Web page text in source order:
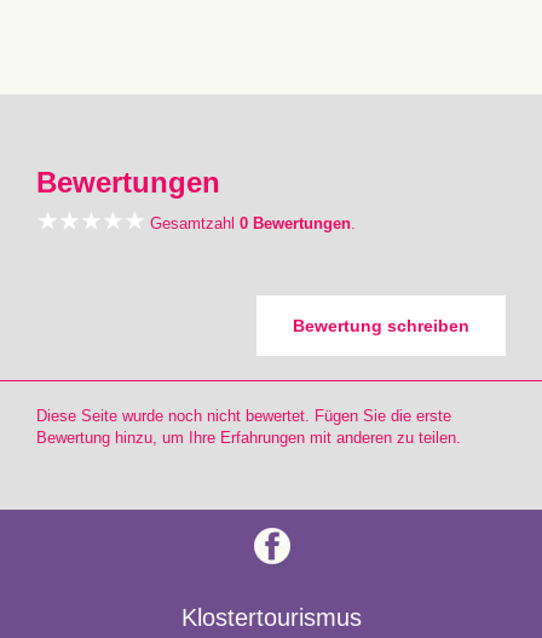
Bewertungen
Gesamtzahl 0 Bewertungen.
Bewertung schreiben
Diese Seite wurde noch nicht bewertet. Fügen Sie die erste
Bewertung hinzu, um Ihre Erfahrungen mit anderen zu teilen.
Klostertourismus